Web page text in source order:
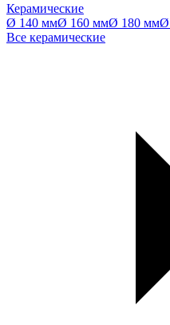
Керамические
Ø 140 ммØ 160 ммØ 180 ммØ
Все керамические